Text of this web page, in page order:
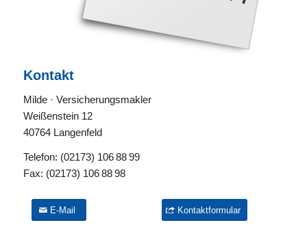
Kontakt
Milde · Versicherungsmakler
Weißenstein 12
40764 Langenfeld
Telefon: (02173) 106 88 99
Fax: (02173) 106 88 98
E-Mail Kontaktformular